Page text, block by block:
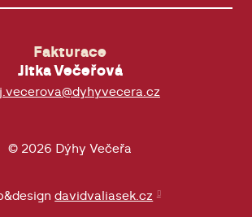
Fakturace
Jitka Večeřová
j.vecerova@dyhyvecera.cz
© 2026 Dýhy Večeřa
davidvaliasek.cz